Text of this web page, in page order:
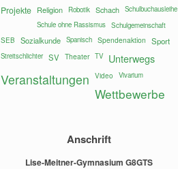
Projekte Religion Robotik Schach Schulbuchausleihe
Schule ohne Rassismus Schulgemeinschaft
SEB
Sozialkunde Spanisch Spendenaktion Sport
Streitschlichter SV Theater TV Unterwegs
Veranstaltungen Video Vivarium
Wettbewerbe
Anschrift
Lise-Meitner-Gymnasium G8GTS